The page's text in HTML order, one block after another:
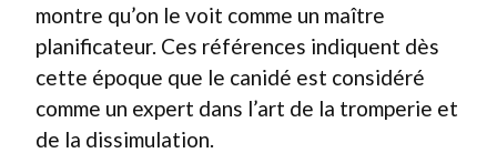
montre qu’on le voit comme un maître
planificateur. Ces références indiquent dès
cette époque que le canidé est considéré
comme un expert dans l’art de la tromperie et
de la dissimulation.